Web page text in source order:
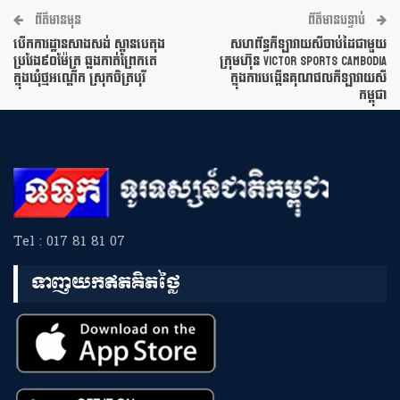
ព័ត៌មានមុន
បើកការដ្ឋានសាងសង់ ស្ពានបេតុង
ប្រវែង៩០ម៉ែត្រ ឆ្លងកាត់ព្រែកតេ
ក្នុងឃុំថ្មអណ្តើក ស្រុកចិត្របុរី
ព័ត៌មានបន្ទាប់
សហព័ន្ធកីឡាវាយសីចាប់ដៃជាមួយ
ក្រុមហ៊ុន Victor Sports Cambodia
ក្នុងការបង្កើនគុណផលកីឡាវាយសី
កម្ពុជា
Tel : 017 81 81 07
ទាញយកឥតគិតថ្លៃ